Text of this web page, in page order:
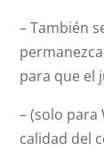
– También
para que el
– (solo para
calidad del